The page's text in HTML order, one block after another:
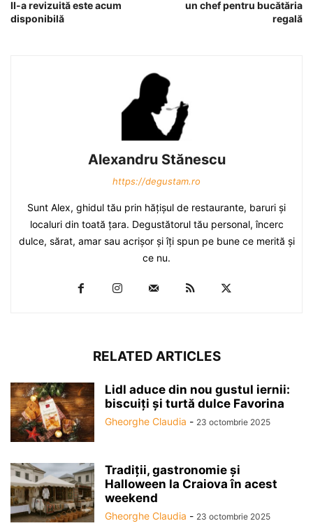
II-a revizuită este acum
disponibilă
un chef pentru bucătăria
regală
Alexandru Stănescu
https://degustam.ro
Sunt Alex, ghidul tău prin hăţişul de restaurante, baruri şi
localuri din toată ţara. Degustătorul tău personal, încerc
dulce, sărat, amar sau acrişor şi îţi spun pe bune ce merită şi
ce nu.
RELATED ARTICLES
Lidl aduce din nou gustul iernii:
biscuiți și turtă dulce Favorina
Gheorghe Claudia - 23 octombrie 2025
Tradiții, gastronomie și
Halloween la Craiova în acest
weekend
Gheorghe Claudia - 23 octombrie 2025